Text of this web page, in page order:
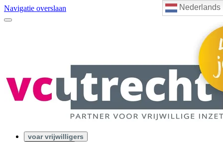
Nederlands
Navigatie overslaan
voar vrijwilligers